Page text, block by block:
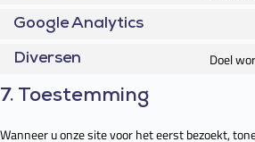
Google Analytics
Diversen Doel
7. Toestemming
Wanneer u onze site voor het eerst bezoekt,